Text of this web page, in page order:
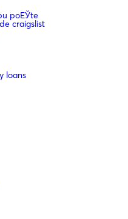
poЕЎte
craigslist
loans